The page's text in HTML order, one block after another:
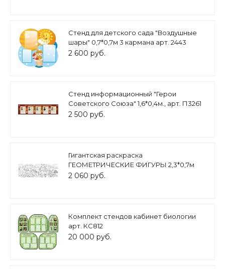
Стенд для детского сада "Воздушные
шары" 0,7*0,7м 3 кармана арт. 2443
2 600 руб.
Стенд информационный "Герои
Советского Союза" 1,6*0,4м., арт. П3261
2 500 руб.
Гигантская раскраска
ГЕОМЕТРИЧЕСКИЕ ФИГУРЫ 2,3*0,7м
арт. 5137
2 060 руб.
Комплект стендов кабинет биологии
арт. КС812
20 000 руб.